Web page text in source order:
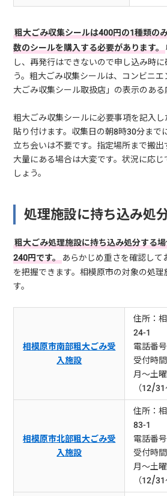
粗大ごみ収集シールは400円の1種類の
数のシールを購入する必要があります。
し、再発行はできないので申し込み時
う。粗大ごみ収集シールは、コンビニ
大ごみ収集シール取扱店」の表示のある
粗大ごみ収集シールに必要事項を記入
貼り付けます。収集日の朝8時30分まで
立ち会いは不要です。指定場所まで搬出
大量にある場合は大変です。状況に応
しょう。
処理施設に持ち込み処
粗大ごみ処理施設に持ち込み処分する
240円です。あらかじめ重さを確認して
を把握できます。相模原市の対象の処
す。
相模原市南部粗大ごみ受
入施設
住所：
24-1
電話番
受付時間
月～土
（12/
相模原市北部粗大ごみ受
入施設
住所：
83-1
電話番
受付時間
月～土
（12/